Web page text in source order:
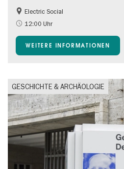
Electric Social
12:00 Uhr
WEITERE INFORMATIONEN
GESCHICHTE & ARCHÄOLOGIE